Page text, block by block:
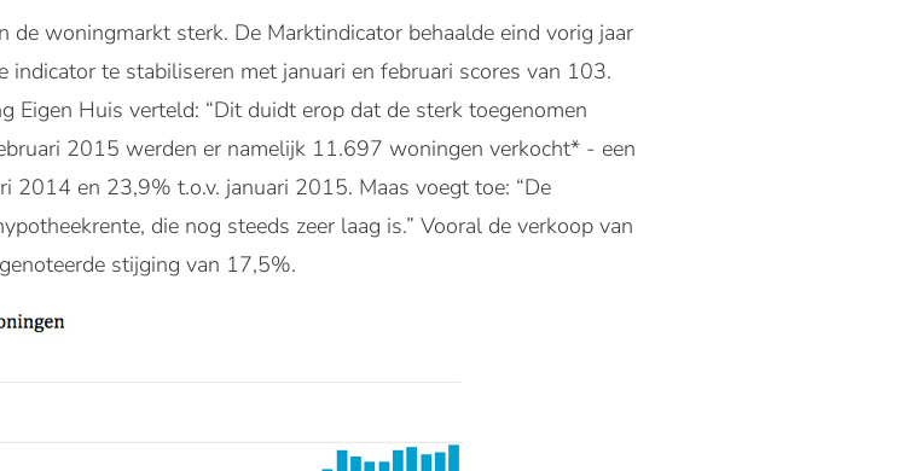
woningmarkt sterk. De Marktindicator behaalde eind vorig jaar
te stabiliseren met januari en februari scores van 103.
Eigen Huis verteld: “Dit duidt erop dat de sterk toegenomen
2015 werden er namelijk 11.697 woningen verkocht* - een
2014 en 23,9% t.o.v. januari 2015. Maas voegt toe: “De
die nog steeds zeer laag is.” Vooral de verkoop van
stijging van 17,5%.